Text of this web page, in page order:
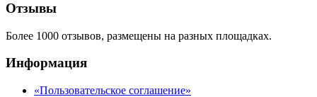
Отзывы
Более 1000 отзывов, размещены на разных площадках.
Информация
«Пользовательское соглашение»